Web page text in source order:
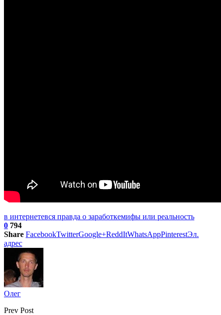
в интернетевся правда о заработкемифы или реальность
0 794
Share FacebookTwitterGoogle+ReddItWhatsAppPinterestЭл.
адрес
Олег
Prev Post